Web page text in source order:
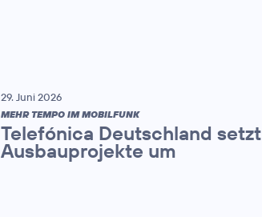
29. Juni 2026
MEHR TEMPO IM MOBILFUNK
Telefónica Deutschland
Ausbauprojekte um